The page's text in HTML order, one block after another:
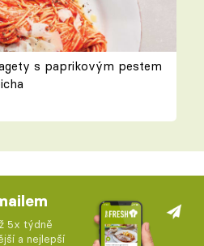
s paprikovým pestem
5x týdně
a nejlepší